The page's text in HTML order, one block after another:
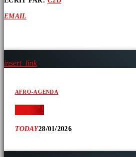
EMAIL
insert_link
AFRO-AGENDA
‘ » » ̂ !
TODAY28/01/2026